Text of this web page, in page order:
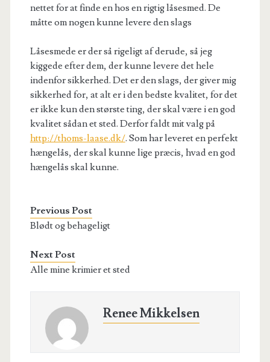
nettet for at finde en hos en rigtig låsesmed. De
måtte om nogen kunne levere den slags
Låsesmede er der så rigeligt af derude, så jeg
kiggede efter dem, der kunne levere det hele
indenfor sikkerhed. Det er den slags, der giver mig
sikkerhed for, at alt er i den bedste kvalitet, for det
er ikke kun den største ting, der skal være i en god
kvalitet sådan et sted. Derfor faldt mit valg på
http://thoms-laase.dk/. Som har leveret en perfekt
hængelås, der skal kunne lige præcis, hvad en god
hængelås skal kunne.
Previous Post
Blødt og behageligt
Next Post
Alle mine krimier et sted
Renee Mikkelsen